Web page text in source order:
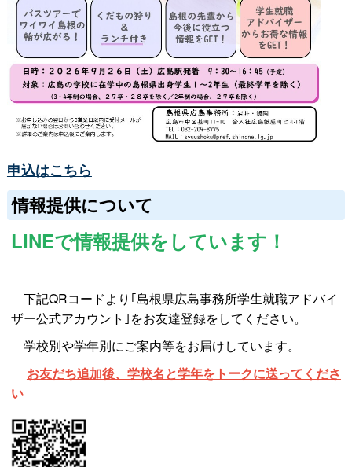
申込はこちら
情報提供について
LINEで情報提供をしています！
下記QRコードより｢島根県広島事務所学生就職アドバイ
ザー公式アカウント｣をお友達登録をしてください。
学校別や学年別にご案内等をお届けしています。
お友だち追加後、学校名と学年をトークに送ってくださ
い